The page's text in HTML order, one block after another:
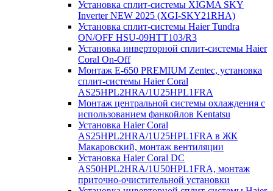
Установка сплит-системы XIGMA SKY
Inverter NEW 2025 (XGI-SKY21RHA)
Установка сплит-системы Haier Tundra
ON/OFF HSU-09HTT103/R3
Установка инверторной сплит-системы Haier
Coral On-Off
Монтаж E-650 PREMIUM Zentec, установка
сплит-системы Haier Coral
AS25HPL2HRA/1U25HPL1FRA
Монтаж центральной системы охлаждения с
использованием фанкойлов Kentatsu
Установка Haier Coral
AS25HPL2HRA/1U25HPL1FRA в ЖК
Макаровский, монтаж вентиляции
Установка Haier Coral DC
AS50HPL2HRA/1U50HPL1FRA, монтаж
приточно-очистительной установки